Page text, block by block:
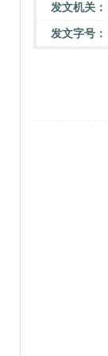
发文机关：
发文字号：